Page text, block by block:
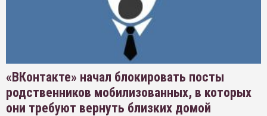
«ВКонтакте» начал блокировать посты
родственников мобилизованных, в которых
они требуют вернуть близких домой